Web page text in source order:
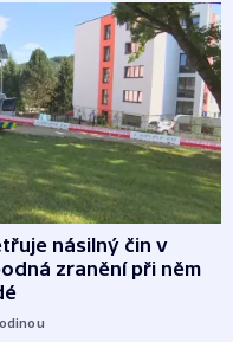
násilný čin v
zranění při něm